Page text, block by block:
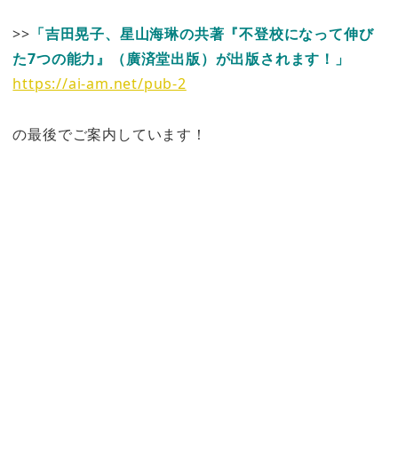
>> 「吉田晃子、星山海琳の共著『不登校になって伸び
た7つの能力』（廣済堂出版）が出版されます！」
https://ai-am.net/pub-2
の最後でご案内しています！